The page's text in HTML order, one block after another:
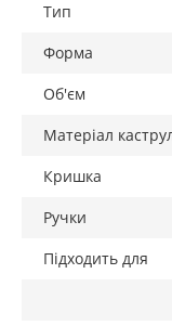
Тип
Форма
Об'єм
Матеріал
Кришка
Ручки
Підходить для